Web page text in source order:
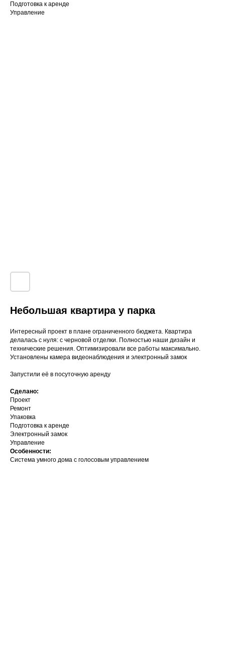
Подготовка к аренде
Управление
Небольшая квартира у парка
Интересный проект в плане ограниченного бюджета. Квартира
делалась с нуля: с черновой отделки. Полностью наши дизайн и
технические решения. Оптимизировали все работы максимально.
Установлены камера видеонаблюдения и электронный замок
Запустили её в посуточную аренду
Сделано:
Проект
Ремонт
Упаковка
Подготовка к аренде
Электронный замок
Управление
Особенности:
Система умного дома с голосовым управлением